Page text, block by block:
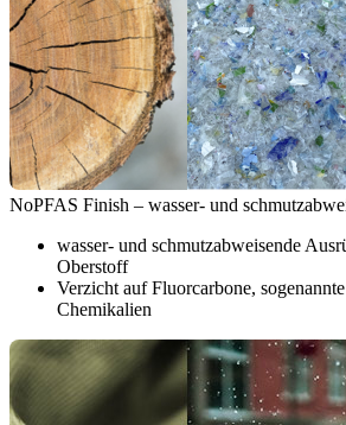
NoPFAS Finish – wasser- und
wasser- und schmutzabweisende
Oberstoff
Verzicht auf Fluorcarbone,
Chemikalien